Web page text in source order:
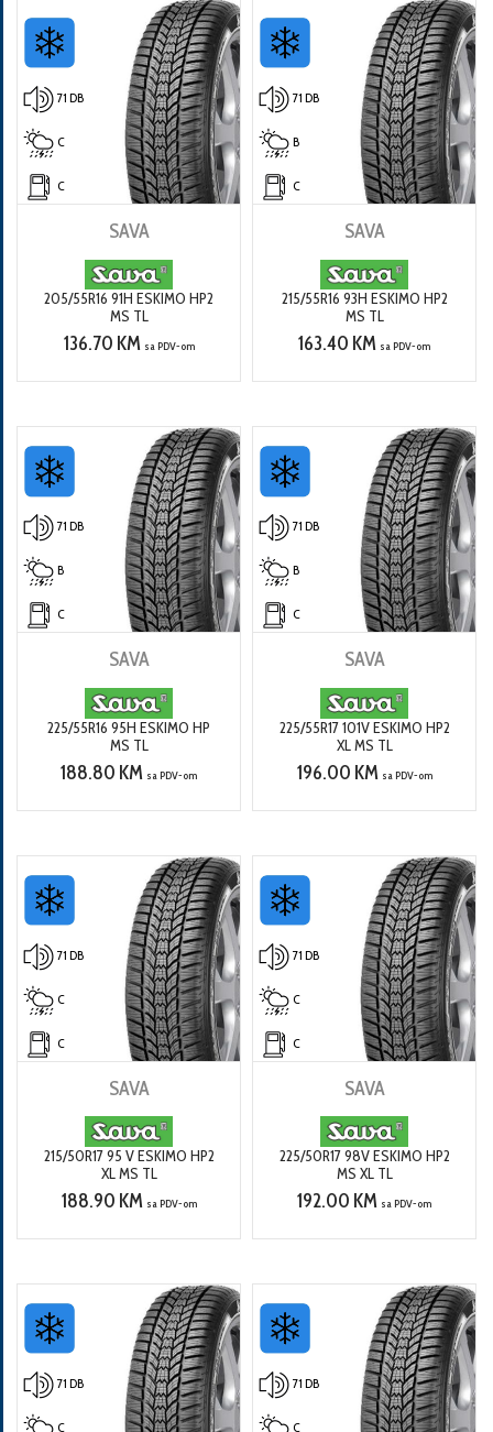
71 DB
C
C
SAVA
205/55R16 91H ESKIMO HP2
MS TL
136.70 KM sa PDV-om
71 DB
B
C
SAVA
215/55R16 93H ESKIMO HP2
MS TL
163.40 KM sa PDV-om
71 DB
B
C
SAVA
225/55R16 95H ESKIMO HP
MS TL
188.80 KM sa PDV-om
71 DB
B
C
SAVA
225/55R17 101V ESKIMO HP2
XL MS TL
196.00 KM sa PDV-om
71 DB
C
C
SAVA
215/50R17 95 V ESKIMO HP2
XL MS TL
188.90 KM sa PDV-om
71 DB
C
C
SAVA
225/50R17 98V ESKIMO HP2
MS XL TL
192.00 KM sa PDV-om
71 DB
C
71 DB
C